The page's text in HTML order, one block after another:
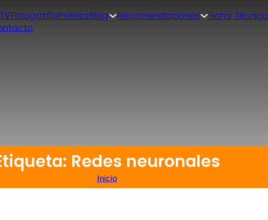
FotografíaPrensaBlog Recomendaciones
Ficha Técnica
Redes neuronales
Inicio